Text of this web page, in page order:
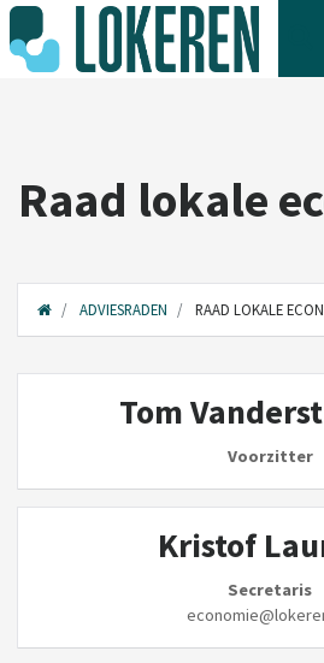
Raad lokale
ADVIESRADEN RAAD LOKALE
Tom
Voorzitter
Kristof
Secretaris